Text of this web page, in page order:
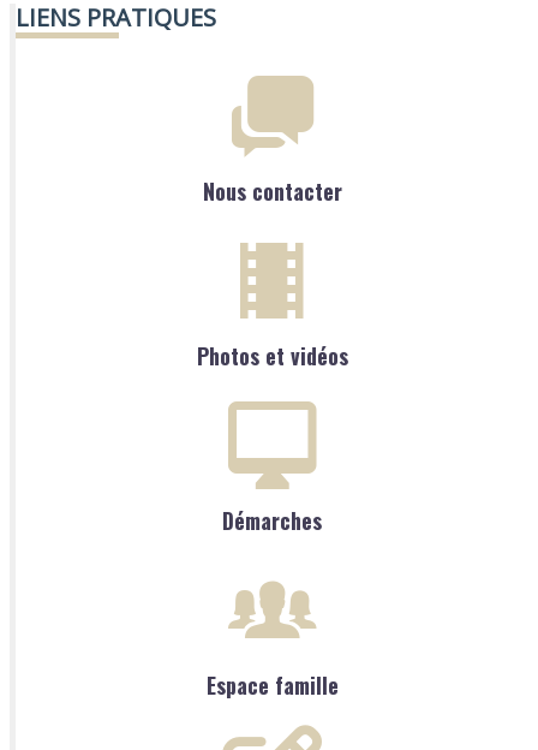
LIENS PRATIQUES
Nous contacter
Photos et vidéos
Démarches
Espace famille